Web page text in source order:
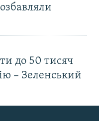
до 50 тисяч
– Зеленський